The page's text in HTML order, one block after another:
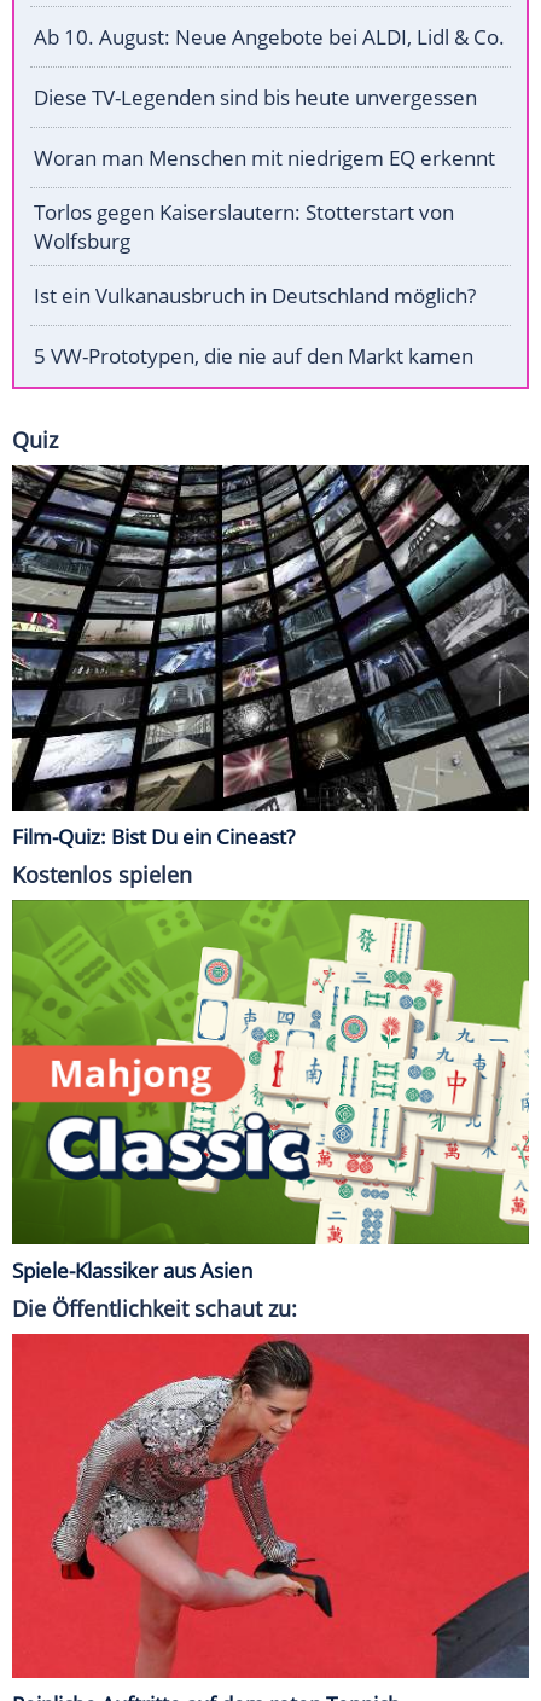
Ab 10. August: Neue Angebote bei ALDI, Lidl & Co.
Diese TV-Legenden sind bis heute unvergessen
Woran man Menschen mit niedrigem EQ erkennt
Torlos gegen Kaiserslautern: Stotterstart von
Wolfsburg
Ist ein Vulkanausbruch in Deutschland möglich?
5 VW-Prototypen, die nie auf den Markt kamen
Quiz
Film-Quiz: Bist Du ein Cineast?
Kostenlos spielen
Spiele-Klassiker aus Asien
Die Öffentlichkeit schaut zu: